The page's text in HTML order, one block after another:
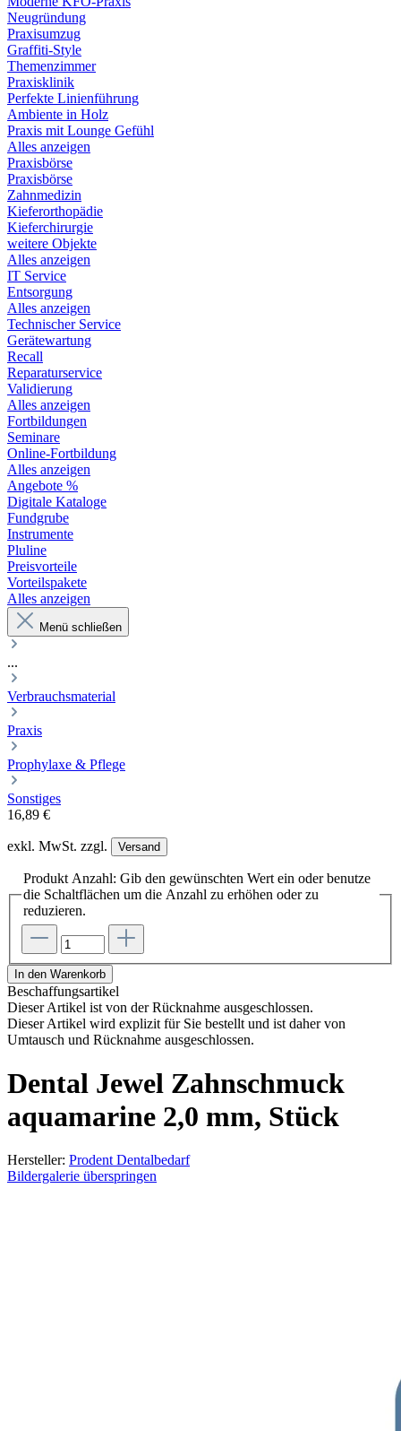
Neugründung
Praxisumzug
Graffiti-Style
Themenzimmer
Praxisklinik
Perfekte Linienführung
Ambiente in Holz
Praxis mit Lounge Gefühl
Alles anzeigen
Praxisbörse
Praxisbörse
Zahnmedizin
Kieferorthopädie
Kieferchirurgie
weitere Objekte
Alles anzeigen
IT Service
Entsorgung
Alles anzeigen
Technischer Service
Gerätewartung
Recall
Reparaturservice
Validierung
Alles anzeigen
Fortbildungen
Seminare
Online-Fortbildung
Alles anzeigen
Angebote %
Digitale Kataloge
Fundgrube
Instrumente
Pluline
Preisvorteile
Vorteilspakete
Alles anzeigen
Menü schließen
...
Verbrauchsmaterial
Praxis
Prophylaxe & Pflege
Sonstiges
16,89 €
exkl. MwSt. zzgl. Versand
Produkt Anzahl: Gib den gewünschten Wert ein oder benutze
die Schaltflächen um die Anzahl zu erhöhen oder zu
reduzieren.
In den Warenkorb
Beschaffungsartikel
Dieser Artikel ist von der Rücknahme ausgeschlossen.
Dieser Artikel wird explizit für Sie bestellt und ist daher von
Umtausch und Rücknahme ausgeschlossen.
Dental Jewel Zahnschmuck
aquamarine 2,0 mm, Stück
Hersteller: Prodent Dentalbedarf
Bildergalerie überspringen